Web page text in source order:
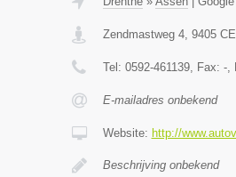
Zendmastweg 4, 9405 CE
Tel: 0592-461139, Fax: -,
E-mailadres onbekend
Website: http://
Beschrijving onbekend